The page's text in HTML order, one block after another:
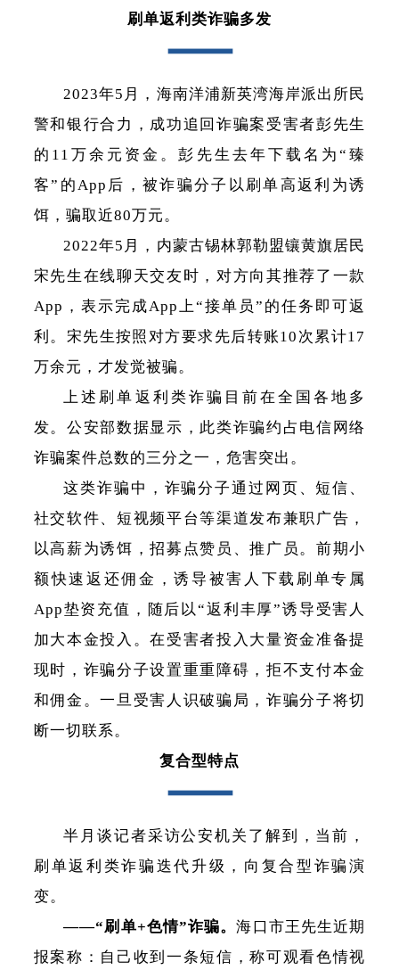
刷单返利类诈骗多发
2023年5月，海南洋浦新英湾海岸派出所民
警和银行合力，成功追回诈骗案受害者彭先生
的11万余元资金。彭先生去年下载名为“臻
客”的App后，被诈骗分子以刷单高返利为诱
饵，骗取近80万元。
2022年5月，内蒙古锡林郭勒盟镶黄旗居民
宋先生在线聊天交友时，对方向其推荐了一款
App，表示完成App上“接单员”的任务即可返
利。宋先生按照对方要求先后转账10次累计17
万余元，才发觉被骗。
上述刷单返利类诈骗目前在全国各地多
发。公安部数据显示，此类诈骗约占电信网络
诈骗案件总数的三分之一，危害突出。
这类诈骗中，诈骗分子通过网页、短信、
社交软件、短视频平台等渠道发布兼职广告，
以高薪为诱饵，招募点赞员、推广员。前期小
额快速返还佣金，诱导被害人下载刷单专属
App垫资充值，随后以“返利丰厚”诱导受害人
加大本金投入。在受害者投入大量资金准备提
现时，诈骗分子设置重重障碍，拒不支付本金
和佣金。一旦受害人识破骗局，诈骗分子将切
断一切联系。
复合型特点
半月谈记者采访公安机关了解到，当前，
刷单返利类诈骗迭代升级，向复合型诈骗演
变。
——“刷单+色情”诈骗。海口市王先生近期
报案称：自己收到一条短信，称可观看色情视